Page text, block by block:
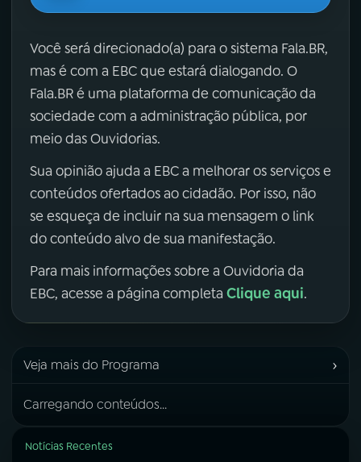
Você será direcionado(a) para o sistema Fala.BR,
mas é com a EBC que estará dialogando. O
Fala.BR é uma plataforma de comunicação da
sociedade com a administração pública, por
meio das Ouvidorias.
Sua opinião ajuda a EBC a melhorar os serviços e
conteúdos ofertados ao cidadão. Por isso, não
se esqueça de incluir na sua mensagem o link
do conteúdo alvo de sua manifestação.
Para mais informações sobre a Ouvidoria da
EBC, acesse a página completa Clique aqui.
Veja mais do Programa ›
Carregando conteúdos...
Notícias Recentes